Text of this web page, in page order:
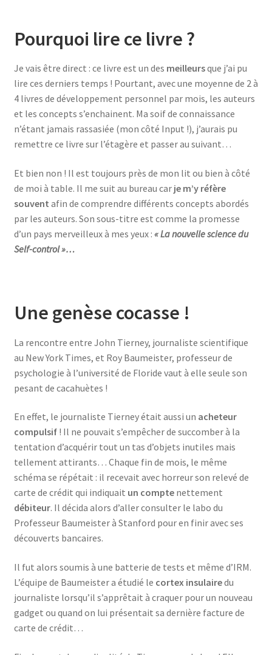
Pourquoi lire ce livre ?
Je vais être direct : ce livre est un des meilleursque j’ai pu
lire ces derniers temps ! Pourtant, avec une moyenne de 2 à
4 livres de développement personnel par mois, les auteurs
et les concepts s’enchainent. Ma soif de connaissance
n’étant jamais rassasiée (mon côté Input !), j’aurais pu
remettre ce livre sur l’étagère et passer au suivant…
Et bien non ! Il est toujours près de mon lit ou bien à côté
de moi à table. Il me suit au bureau car je m’y réfère
souvent afin de comprendre différents concepts abordés
par les auteurs. Son sous-titre est comme la promesse
d’un pays merveilleux à mes yeux : « La nouvelle science du
Self-control »…
Une genèse cocasse !
La rencontre entre John Tierney, journaliste scientifique
au New York Times, et Roy Baumeister, professeur de
psychologie à l’université de Floride vaut à elle seule son
pesant de cacahuètes !
En effet, le journaliste Tierney était aussi un acheteur
compulsif! Il ne pouvait s’empêcher de succomber à la
tentation d’acquérir tout un tas d’objets inutiles mais
tellement attirants… Chaque fin de mois, le même
schéma se répétait : il recevait avec horreur son relevé de
carte de crédit qui indiquait un comptenettement
débiteur. Il décida alors d’aller consulter le labo du
Professeur Baumeister à Stanford pour en finir avec ses
découverts bancaires.
Il fut alors soumis à une batterie de tests et même d’IRM.
L’équipe de Baumeister a étudié le cortex insulairedu
journaliste lorsqu’il s’apprêtait à craquer pour un nouveau
gadget ou quand on lui présentait sa dernière facture de
carte de crédit…